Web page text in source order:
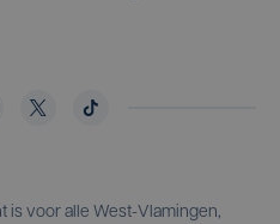
is voor alle West-Vlamingen,